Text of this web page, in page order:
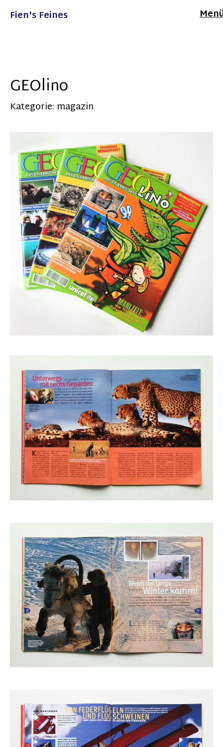
Fien's Feines
GEOlino
Kategorie: magazin